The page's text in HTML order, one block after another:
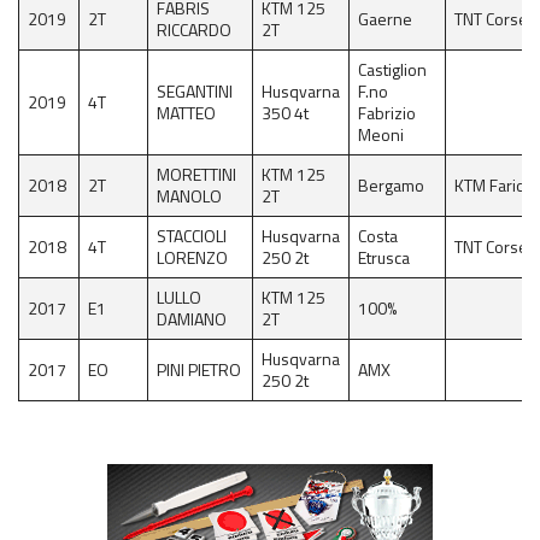
6^ prova Grado
Regionale Enduro
Piloti Enduro
Albo d’oro Italiano Enduro
Notizie sportive
2019 2T
FABRIS
RICCARDO
KTM 125
2T
Gaerne TNT Corse
2019 4T
SEGANTINI
MATTEO
Husqvarna
350 4t
Castiglion
F.no
Fabrizio
Meoni
2018
2T
MORETTINI
MANOLO
KTM 125
2T
Bergamo KTM Farioli
2018 4T
STACCIOLI
LORENZO
Husqvarna
250 2t
Costa
Etrusca
TNT Corse
2017 E1
LULLO
DAMIANO
KTM 125
2T
100%
2017 EO PINI PIETRO
Husqvarna
250 2t
AMX